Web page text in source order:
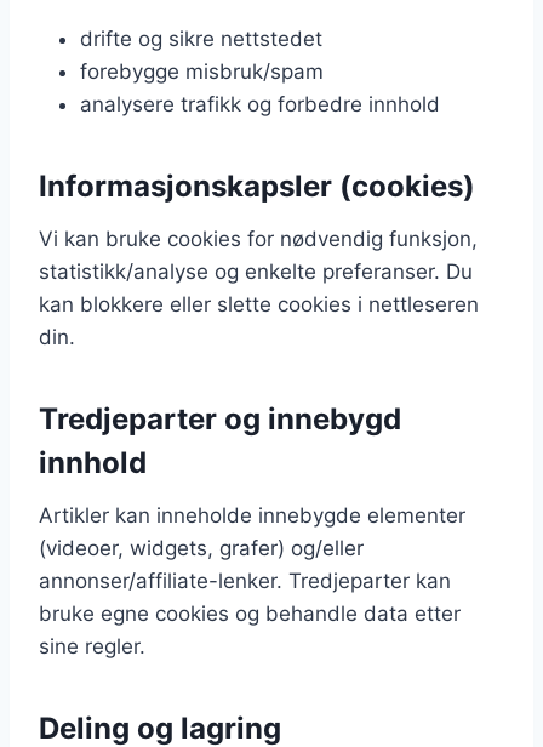
drifte og sikre nettstedet
forebygge misbruk/spam
analysere trafikk og forbedre innhold
Informasjonskapsler (cookies)
Vi kan bruke cookies for nødvendig funksjon,
statistikk/analyse og enkelte preferanser. Du
kan blokkere eller slette cookies i nettleseren
din.
Tredjeparter og innebygd
innhold
Artikler kan inneholde innebygde elementer
(videoer, widgets, grafer) og/eller
annonser/affiliate-lenker. Tredjeparter kan
bruke egne cookies og behandle data etter
sine regler.
Deling og lagring